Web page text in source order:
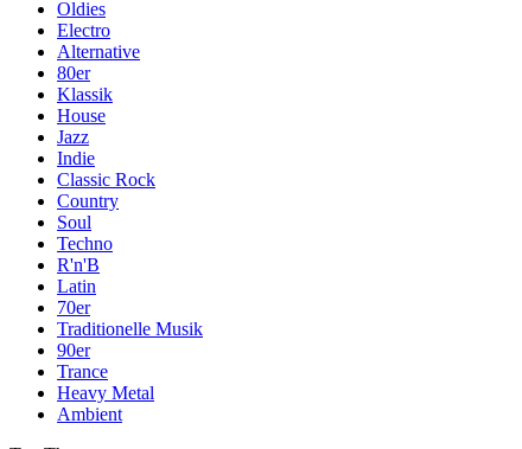
Oldies
Electro
Alternative
80er
Klassik
House
Jazz
Indie
Classic Rock
Country
Soul
Techno
R'n'B
Latin
70er
Traditionelle Musik
90er
Trance
Heavy Metal
Ambient